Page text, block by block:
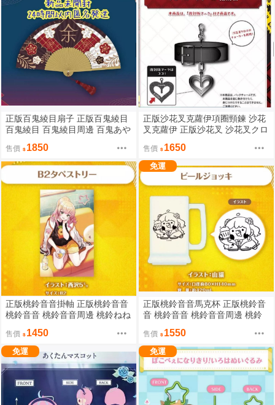
正版百鬼綾目扇子 正版百鬼綾目
百鬼綾目 百鬼綾目周邊 百鬼あや
邊
售價 1850
正版沙花叉克蘿伊項圈頸鍊 沙花
叉克蘿伊 正版沙花叉 沙花叉クロ
LIVE周邊
售價 1650
正版桃鈴音音掛軸 正版桃鈴音音
桃鈴音音 桃鈴音音周邊 桃鈴ねね
售價 1450
免運
正版桃鈴音音馬克杯 正版桃鈴音
音 桃鈴音音 桃鈴音音周邊 桃鈴
周邊
售價 1550
免運 免運